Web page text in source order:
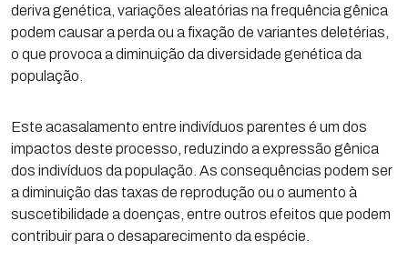
deriva genética, variações aleatórias na frequência gênica
podem causar a perda ou a fixação de variantes deletérias,
o que provoca a diminuição da diversidade genética da
população.
Este acasalamento entre indivíduos parentes é um dos
impactos deste processo, reduzindo a expressão gênica
dos indivíduos da população. As consequências podem ser
a diminuição das taxas de reprodução ou o aumento à
suscetibilidade a doenças, entre outros efeitos que podem
contribuir para o desaparecimento da espécie.